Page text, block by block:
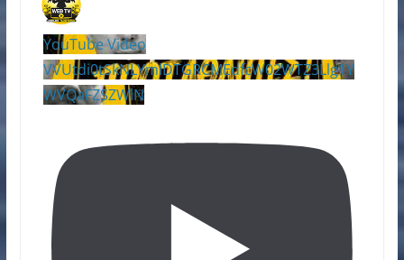
YouTube Video
VVUtdi0tSkNLYmlDTGRCMEdfcW02WTZ3Llg1Y
WVQaFZSZWlN